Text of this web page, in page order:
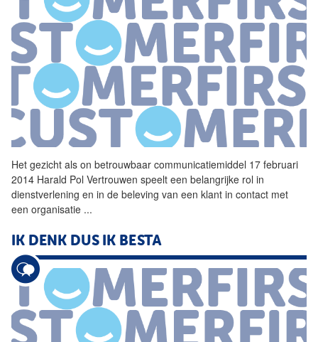
Het gezicht als on betrouwbaar communicatiemiddel 17 februari
2014 Harald Pol Vertrouwen speelt een belangrijke rol in
dienstverlening en in de beleving van een klant in contact met
een organisatie ...
IK DENK DUS IK BESTA